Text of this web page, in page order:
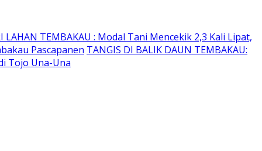
LAHAN TEMBAKAU ​: Modal Tani Mencekik 2,3 Kali Lipat,
Pascapanen TANGIS DI BALIK DAUN TEMBAKAU:
Tojo Una-Una